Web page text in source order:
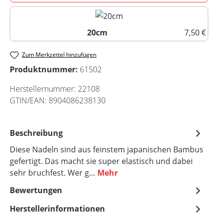
15cm
20cm
7,50 €
Zum Merkzettel hinzufügen
Produktnummer: 61502
Herstellernummer: 22108
GTIN/EAN: 8904086238130
Beschreibung
Diese Nadeln sind aus feinstem japanischen Bambus
gefertigt. Das macht sie super elastisch und dabei
sehr bruchfest. Wer g… Mehr
Bewertungen
Herstellerinformationen